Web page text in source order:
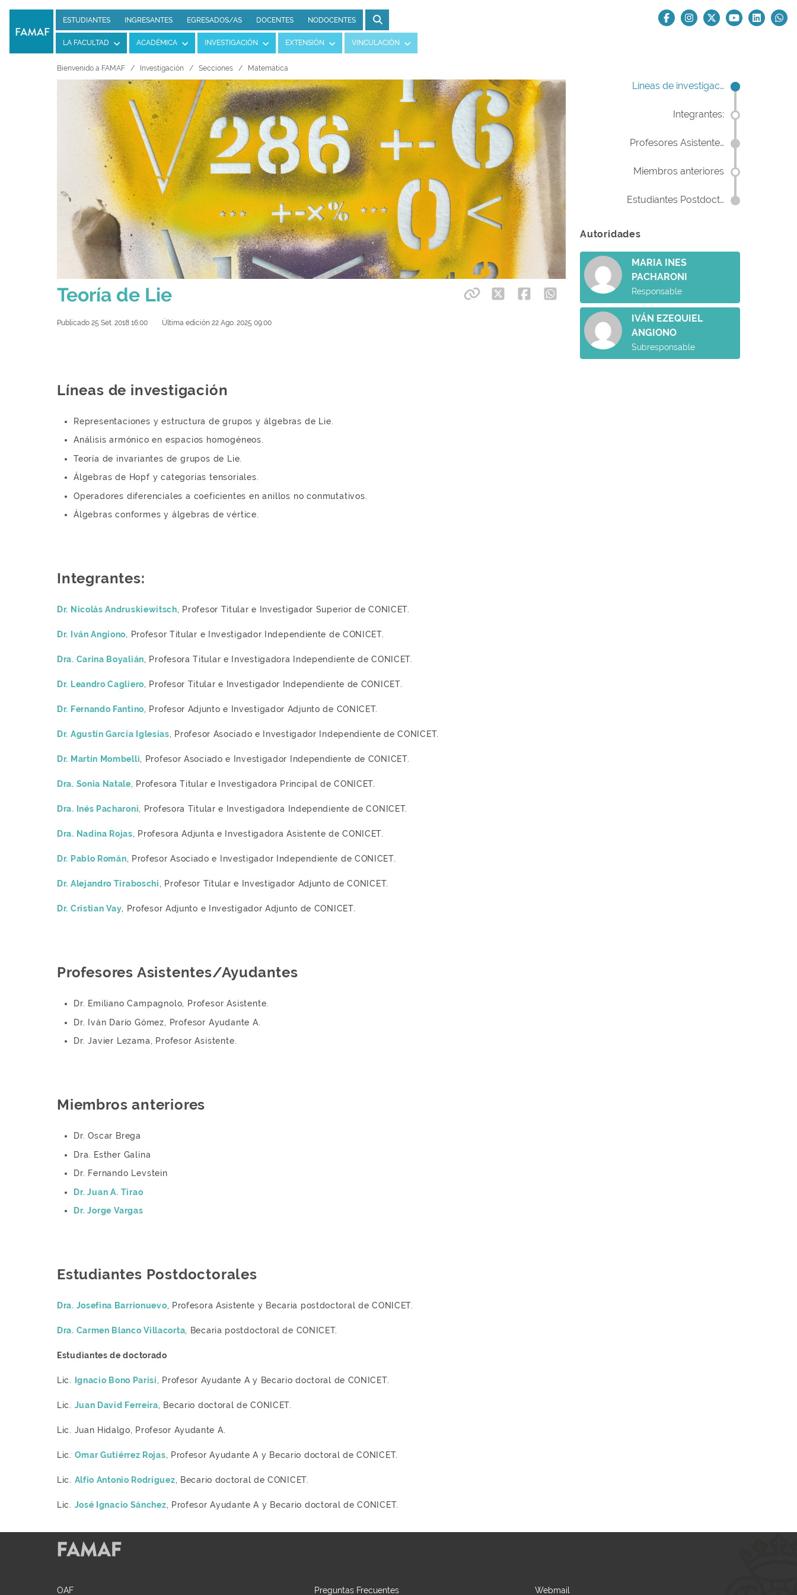
ESTUDIANTES INGRESANTES EGRESADOS/AS DOCENTES NODOCENTES
LA FACULTAD ACADÉMICA INVESTIGACIÓN EXTENSIÓN VINCULACIÓN
Bienvenido a FAMAF Investigación Secciones Matemática
Teoría de Lie
Publicado 25 Set. 2018 16:00 Última edición 22 Ago. 2025 09:00
Líneas de investigación
Representaciones y estructura de grupos y álgebras de Lie.
Análisis armónico en espacios homogéneos.
Teoría de invariantes de grupos de Lie.
Álgebras de Hopf y categorías tensoriales.
Operadores diferenciales a coeficientes en anillos no conmutativos.
Álgebras conformes y álgebras de vértice.
Integrantes:
Dr. Nicolás Andruskiewitsch, Profesor Titular e Investigador Superior de CONICET.
Dr. Iván Angiono, Profesor Titular e Investigador Independiente de CONICET.
Dra. Carina Boyalián, Profesora Titular e Investigadora Independiente de CONICET.
Dr. Leandro Cagliero, Profesor Titular e Investigador Independiente de CONICET.
Dr. Fernando Fantino, Profesor Adjunto e Investigador Adjunto de CONICET.
Dr. Agustín García Iglesias, Profesor Asociado e Investigador Independiente de CONICET.
Dr. Martín Mombelli, Profesor Asociado e Investigador Independiente de CONICET.
Dra. Sonia Natale, Profesora Titular e Investigadora Principal de CONICET.
Dra. Inés Pacharoni, Profesora Titular e Investigadora Independiente de CONICET.
Dra. Nadina Rojas, Profesora Adjunta e Investigadora Asistente de CONICET.
Dr. Pablo Román, Profesor Asociado e Investigador Independiente de CONICET.
Dr. Alejandro Tiraboschi, Profesor Titular e Investigador Adjunto de CONICET.
Dr. Cristian Vay, Profesor Adjunto e Investigador Adjunto de CONICET.
Profesores Asistentes/Ayudantes
Dr. Emiliano Campagnolo, Profesor Asistente.
Dr. Iván Darío Gómez, Profesor Ayudante A.
Dr. Javier Lezama, Profesor Asistente.
Miembros anteriores
Dr. Oscar Brega
Dra. Esther Galina
Dr. Fernando Levstein
Dr. Juan A. Tirao
Dr. Jorge Vargas
Estudiantes Postdoctorales
Dra. Josefina Barrionuevo, Profesora Asistente y Becaria postdoctoral de CONICET.
Dra. Carmen Blanco Villacorta, Becaria postdoctoral de CONICET.
Estudiantes de doctorado
Lic. Ignacio Bono Parisi, Profesor Ayudante A y Becario doctoral de CONICET.
Lic. Juan David Ferreira, Becario doctoral de CONICET.
Lic. Juan Hidalgo, Profesor Ayudante A.
Lic. Omar Gutiérrez Rojas, Profesor Ayudante A y Becario doctoral de CONICET.
Lic. Alfio Antonio Rodríguez, Becario doctoral de CONICET.
Lic. José Ignacio Sánchez, Profesor Ayudante A y Becario doctoral de CONICET.
Líneas de investigac…
Integrantes:
Profesores Asistente…
Miembros anteriores
Estudiantes Postdoct…
Autoridades
MARIA INES
PACHARONI
Responsable
IVÁN EZEQUIEL
ANGIONO
Subresponsable
OAF Preguntas Frecuentes Webmail